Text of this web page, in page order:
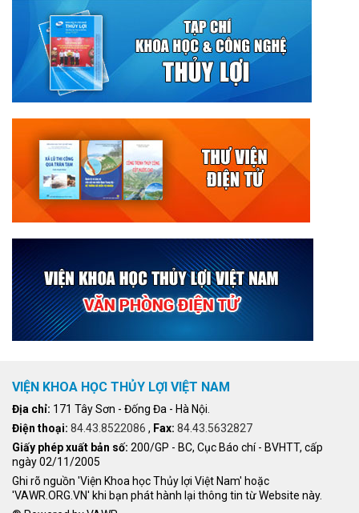
VIỆN KHOA HỌC THỦY LỢI VIỆT NAM
Địa chỉ: 171 Tây Sơn - Đống Đa - Hà Nội.
Điện thoại: 84.43.8522086 , Fax: 84.43.5632827
Giấy phép xuất bản số: 200/GP - BC, Cục Báo chí - BVHTT, cấp
ngày 02/11/2005
Ghi rõ nguồn 'Viện Khoa học Thủy lợi Việt Nam' hoặc
'VAWR.ORG.VN' khi bạn phát hành lại thông tin từ Website này.